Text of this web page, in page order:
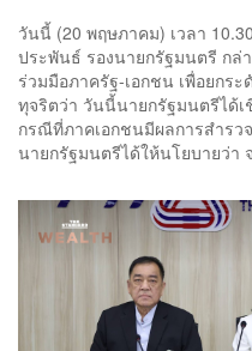
วันนี้ (20 พฤษภาคม) เวลา
ประพันธ์ รองนายกรัฐมนตรี กล่
ร่วมมือภาครัฐ-เอกชน เพื่อยกร
ทุจริตว่า วันนี้นายกรัฐมนตรีได้
กรณีที่ภาคเอกชนมีผลการสำรว
นายกรัฐมนตรีได้ให้นโยบายว่า